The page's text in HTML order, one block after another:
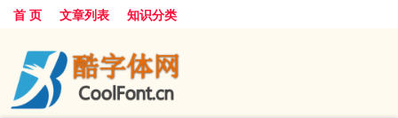
首 页 文章列表 知识分类